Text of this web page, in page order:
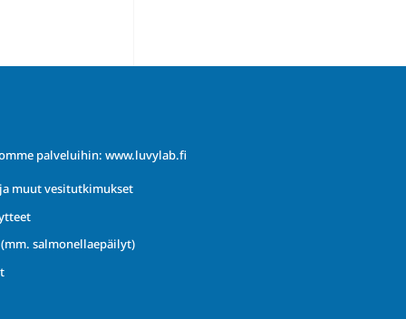
palveluihin: www.luvylab.fi
muut vesitutkimukset
salmonellaepäilyt)